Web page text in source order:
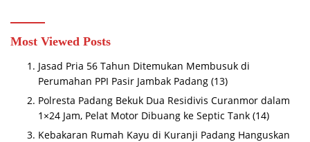
Most Viewed Posts
Jasad Pria 56 Tahun Ditemukan Membusuk di
Perumahan PPI Pasir Jambak Padang (13)
Polresta Padang Bekuk Dua Residivis Curanmor dalam
1×24 Jam, Pelat Motor Dibuang ke Septic Tank (14)
Kebakaran Rumah Kayu di Kuranji Padang Hanguskan